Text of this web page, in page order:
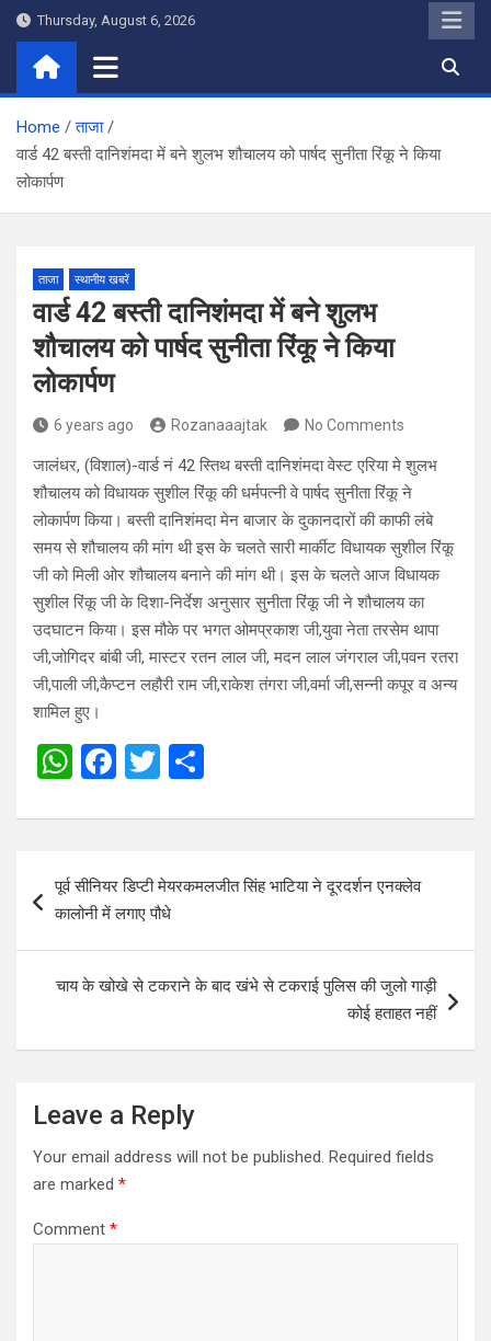
Skip
content
Thursday, August 6, 2026
Home
ताजा
वार्ड 42 बस्ती दानिशंमदा में बने शुलभ शौचालय को पार्षद सुनीता रिंकू ने किया
लोकार्पण
ताजा स्थानीय खबरें
वार्ड 42 बस्ती दानिशंमदा में बने शुलभ
शौचालय को पार्षद सुनीता रिंकू ने किया
लोकार्पण
6 years ago Rozanaaajtak No Comments
जालंधर, (विशाल)-वार्ड नं 42 स्तिथ बस्ती दानिशंमदा वेस्ट एरिया मे शुलभ
शौचालय को विधायक सुशील रिंकू की धर्मपत्नी वे पार्षद सुनीता रिंकू ने
लोकार्पण किया। बस्ती दानिशंमदा मेन बाजार के दुकानदारों की काफी लंबे
समय से शौचालय की मांग थी इस के चलते सारी मार्कीट विधायक सुशील रिंकू
जी को मिली ओर शौचालय बनाने की मांग थी। इस के चलते आज विधायक
सुशील रिंकू जी के दिशा-निर्देश अनुसार सुनीता रिंकू जी ने शौचालय का
उदघाटन किया। इस मौके पर भगत ओमप्रकाश जी,युवा नेता तरसेम थापा
जी,जोगिदर बांबी जी, मास्टर रतन लाल जी, मदन लाल जंगराल जी,पवन रतरा
जी,पाली जी,कैप्टन लहौरी राम जी,राकेश तंगरा जी,वर्मा जी,सन्नी कपूर व अन्य
शामिल हुए।
W
at
s
A
p
F
ce
b
o
k
T
tt
er
ar
navigation
पूर्व सीनियर डिप्टी मेयरकमलजीत सिंह भाटिया ने दूरदर्शन एनक्लेव
कालोनी में लगाए पौधे
चाय के खोखे से टकराने के बाद खंभे से टकराई पुलिस की जुलो गाड़ी
कोई हताहत नहीं
Leave a Reply
Your email address will not be published. Required fields
are marked *
Comment *